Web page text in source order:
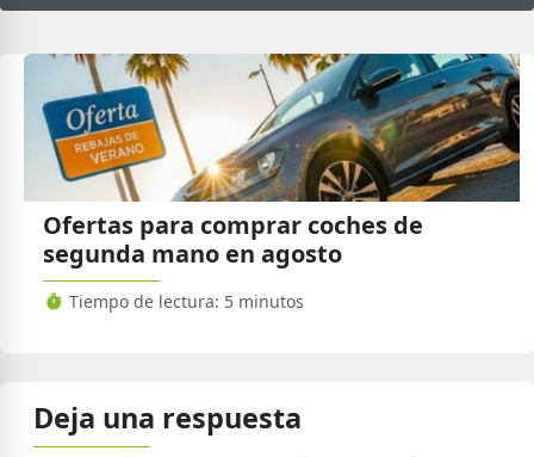
Ofertas para comprar coches de
segunda mano en agosto
Tiempo de lectura: 5 minutos
Deja una respuesta